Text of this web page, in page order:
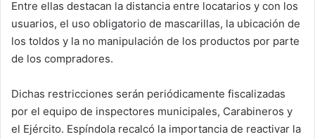
Entre ellas destacan la distancia entre locatarios y con los
usuarios, el uso obligatorio de mascarillas, la ubicación de
los toldos y la no manipulación de los productos por parte
de los compradores.
Dichas restricciones serán periódicamente fiscalizadas
por el equipo de inspectores municipales, Carabineros y
el Ejército. Espíndola recalcó la importancia de reactivar la